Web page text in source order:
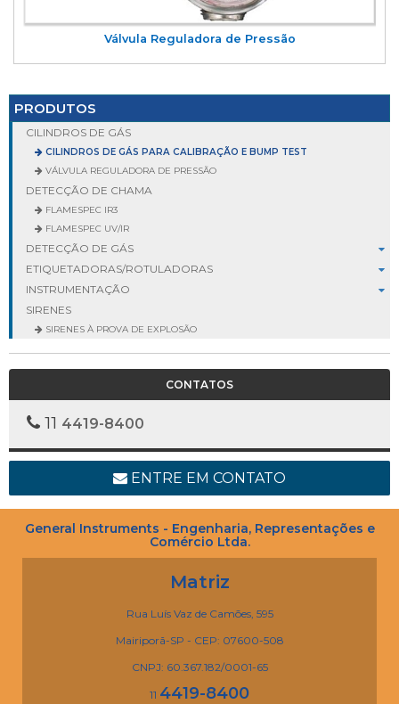
Válvula Reguladora de Pressão
PRODUTOS
CILINDROS DE GÁS
CILINDROS DE GÁS PARA CALIBRAÇÃO E BUMP TEST
VÁLVULA REGULADORA DE PRESSÃO
DETECÇÃO DE CHAMA
FLAMESPEC IR3
FLAMESPEC UV/IR
DETECÇÃO DE GÁS
ETIQUETADORAS/ROTULADORAS
INSTRUMENTAÇÃO
SIRENES
SIRENES À PROVA DE EXPLOSÃO
CONTATOS
11 4419-8400
ENTRE EM CONTATO
General Instruments - Engenharia, Representações e
Comércio Ltda.
Matriz
Rua Luís Vaz de Camões, 595
Mairiporã-SP - CEP: 07600-508
CNPJ: 60.367.182/0001-65
11 4419-8400